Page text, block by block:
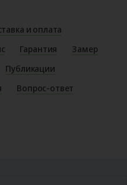
и оплата
Гарантия
Замер
Публикации
Вопрос-ответ